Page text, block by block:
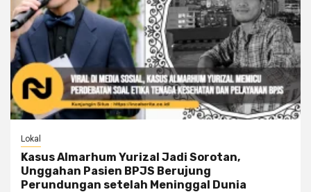
Lokal
Kasus Almarhum Yurizal Jadi Sorotan,
Unggahan Pasien BPJS Berujung
Perundungan setelah Meninggal Dunia